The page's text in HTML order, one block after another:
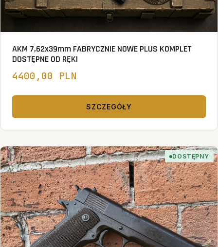
AKM 7,62x39mm FABRYCZNIE NOWE PLUS KOMPLET
DOSTĘPNE OD RĘKI
4400,00 PLN
SZCZEGÓŁY
DOSTĘPNY